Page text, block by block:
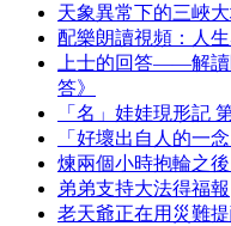
天象異常下的三峽
配樂朗讀視頻：人
上士的回答——解
答》
「名」娃娃現形記
「好壞出自人的一
煉兩個小時抱輪之
弟弟支持大法得福報
老天爺正在用災難